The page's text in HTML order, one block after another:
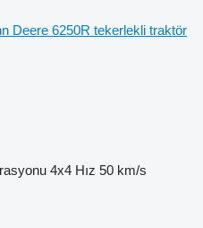
Deere 6250R tekerlekli traktör
4x4 Hız 50 km/s